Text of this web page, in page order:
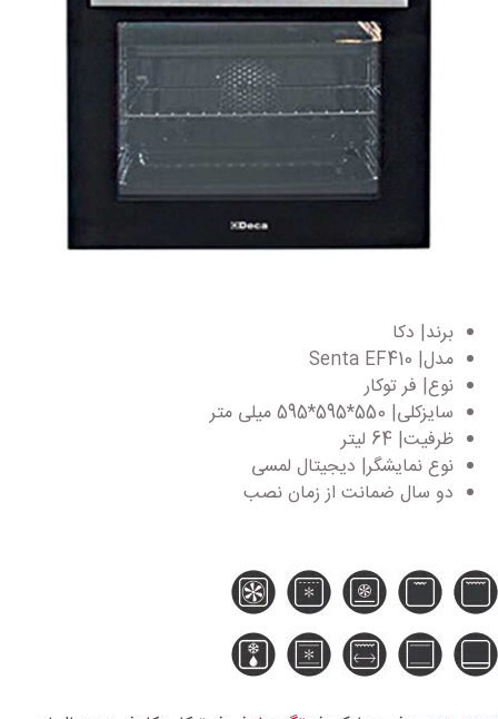
برند| دکا
مدل| Senta EF410
نوع| فر توکار
سایزکلی| 550*595*595 میلی متر
ظرفیت| 64 لیتر
نوع نمایشگر| دیجیتال لمسی
دو سال ضمانت از زمان نصب